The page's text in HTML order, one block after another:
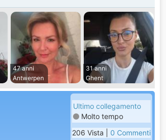
47 anni
Antwerpen
31 anni
Ghent
Ultimo collegamento
Molto tempo
206 Vista | 0 Commenti